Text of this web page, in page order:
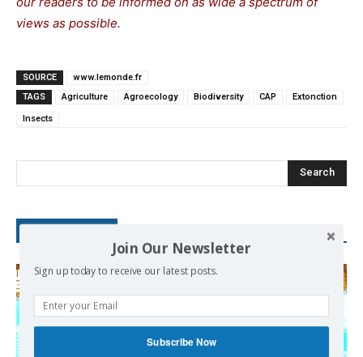
views as possible.
SOURCE
www.lemonde.fr
TAGS
Agriculture Agroecology Biodiversity CAP Extonction
Insects
Search
Join Our Newsletter
Sign up today to receive our latest posts.
Subscribe Now